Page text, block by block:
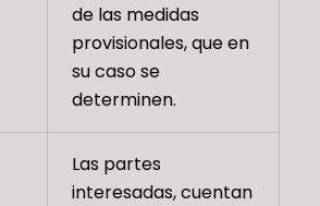
de las medidas
provisionales, que en
su caso se
determinen.
Las partes
interesadas, cuentan